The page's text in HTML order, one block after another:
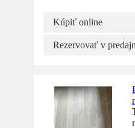
Kúpiť online
Rezervovať v